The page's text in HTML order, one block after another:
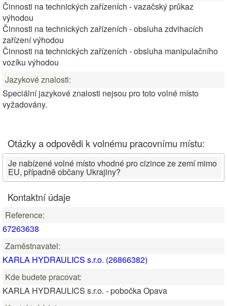
Činnosti na technických zařízeních - vazačský průkaz
výhodou
Činnosti na technických zařízeních - obsluha zdvihacích
zařízení výhodou
Činnosti na technických zařízeních - obsluha manipulačního
vozíku výhodou
Jazykové znalosti:
Speciální jazykové znalosti nejsou pro toto volné místo
vyžadovány.
Otázky a odpovědi k volnému pracovnímu místu:
Je nabízené volné místo vhodné pro cizince ze zemí mimo
EU, případně občany Ukrajiny?
Kontaktní údaje
Reference:
67263638
Zaměstnavatel:
KARLA HYDRAULICS s.r.o. (26866382)
Kde budete pracovat:
KARLA HYDRAULICS s.r.o. - pobočka Opava